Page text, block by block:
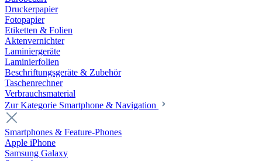
Druckerpapier
Fotopapier
Etiketten & Folien
Aktenvernichter
Laminiergeräte
Laminierfolien
Beschriftungsgeräte & Zubehör
Taschenrechner
Verbrauchsmaterial
Zur Kategorie Smartphone & Navigation
Smartphones & Feature-Phones
Apple iPhone
Samsung Galaxy